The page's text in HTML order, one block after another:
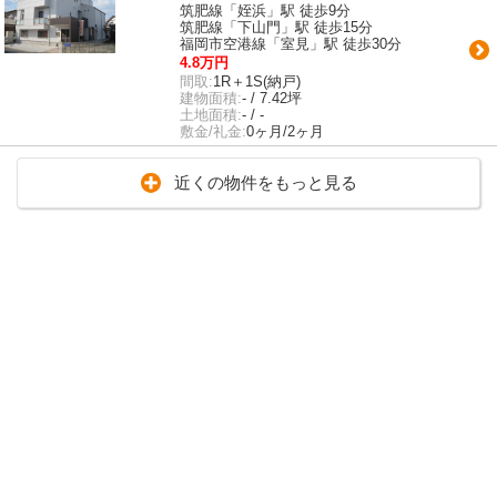
筑肥線「姪浜」駅 徒歩9分
筑肥線「下山門」駅 徒歩15分
福岡市空港線「室見」駅 徒歩30分
4.8万円
間取:1R＋1S(納戸)
建物面積:- / 7.42坪
土地面積:- / -
敷金/礼金:0ヶ月/2ヶ月
近くの物件をもっと見る